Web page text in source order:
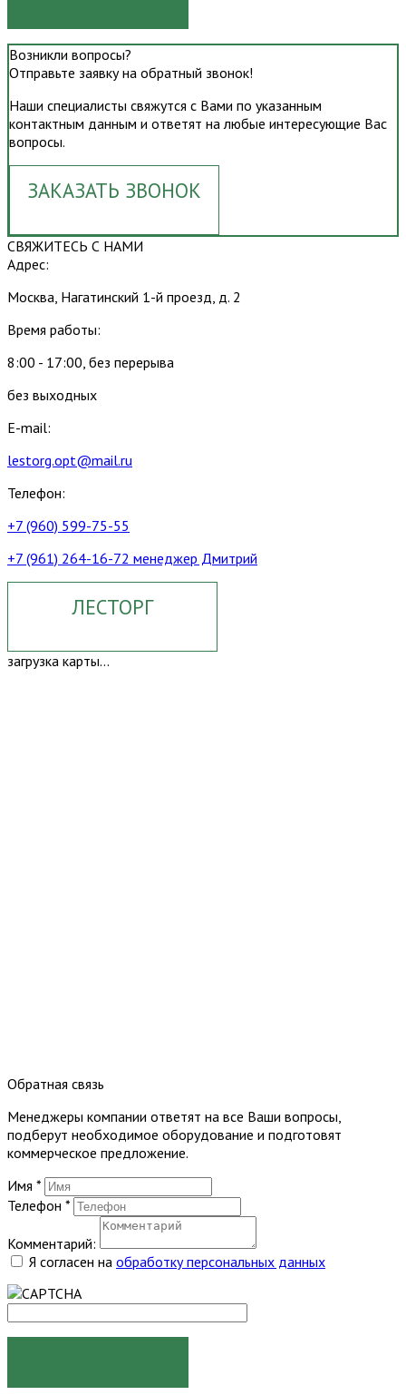
Возникли вопросы?
Отправьте заявку на обратный звонок!
Наши специалисты свяжутся с Вами по указанным
контактным данным и ответят на любые интересующие Вас
вопросы.
ЗАКАЗАТЬ ЗВОНОК
СВЯЖИТЕСЬ С НАМИ
Адрес:
Москва, Нагатинский 1-й проезд, д. 2
Время работы:
8:00 - 17:00, без перерыва
без выходных
E-mail:
lestorg.opt@mail.ru
Телефон:
+7 (960) 599-75-55
+7 (961) 264-16-72 менеджер Дмитрий
ЛЕСТОРГ
загрузка карты...
Обратная связь
Менеджеры компании ответят на все Ваши вопросы,
подберут необходимое оборудование и подготовят
коммерческое предложение.
Имя *
Телефон *
Комментарий:
Я согласен на обработку персональных данных